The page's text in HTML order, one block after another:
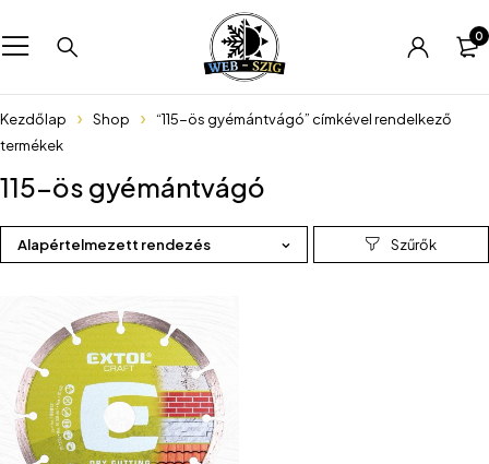
0
Kezdőlap Shop
“115-ös gyémántvágó” címkével rendelkező
termékek
115-ös gyémántvágó
Alapértelmezett rendezés